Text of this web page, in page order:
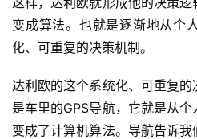
变成算法。也就是逐渐地从个
化、可重复的决策机制。
达利欧的这个系统化、可重复
是车里的GPS导航，它就是从
变成了计算机算法。导航告诉